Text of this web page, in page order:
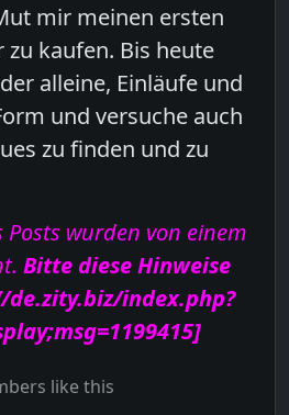
mir meinen ersten
kaufen. Bis heute
alleine, Einläufe und
und versuche auch
zu finden und zu
Posts wurden von einem
Bitte diese Hinweise
index.php?
like this